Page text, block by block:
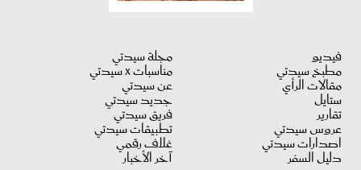
فيديو
مطبخ سيدتي
مقالات الرأي
ستايل
تقارير
عروس سيدتي
اصدارات سيدتي
دليل السفر
مجلة سيدتي
مناسبات X سيدتي
عن سيدتي
جديد سيدتي
فريق سيدتي
تطبيقات سيدتي
غلاف رقمي
آخر الأخبار